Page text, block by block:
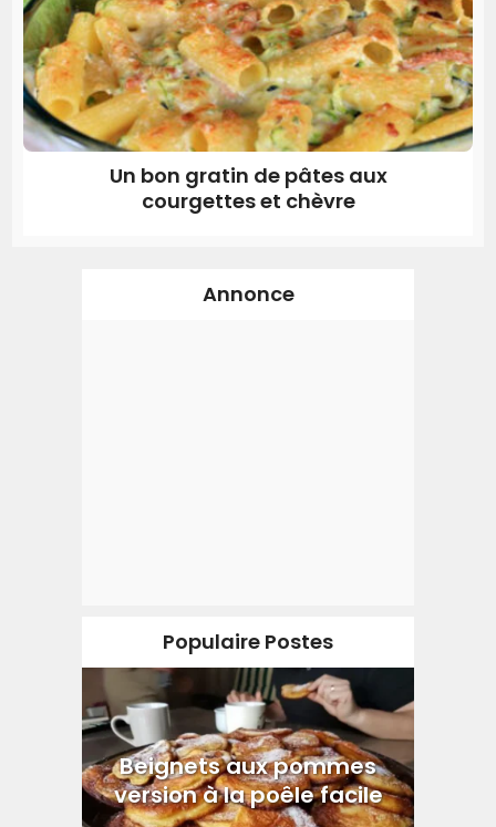
Un bon gratin de pâtes aux
courgettes et chèvre
Annonce
Populaire Postes
Beignets aux pommes
version à la poêle facile